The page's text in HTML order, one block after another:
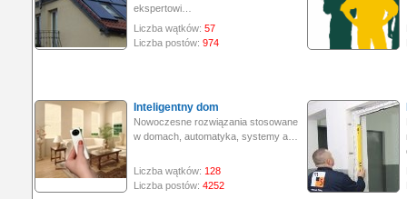
ekspertowi…
Liczba wątków: 57
Liczba postów: 974
Inteligentny dom
Nowoczesne rozwiązania stosowane
w domach, automatyka, systemy a…
Liczba wątków: 128
Liczba postów: 4252